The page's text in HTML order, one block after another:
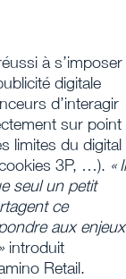
à s’imposer
digitale
d’interagir
sur point
limites du digital
3P, …). « Il
seul un petit
ce
aux enjeux
introduit
Retail.